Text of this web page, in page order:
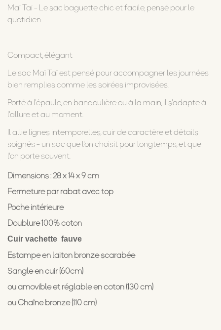
Maï Taï - Le sac baguette chic et facile, pensé pour le
quotidien
Compact, élégant
Le sac Maï Taï est pensé pour accompagner les journées
bien remplies comme les soirées improvisées.
Porté à l'épaule, en bandoulière ou à la main, il s'adapte à
l'allure et au moment.
Il allie lignes intemporelles, cuir de caractère et détails
soignés - un sac que l'on choisit pour longtemps, et que
l'on porte souvent.
Dimensions : 28 x 14 x 9 cm
Fermeture par rabat avec top
Poche intérieure
Doublure 100% coton
Cuir vachette fauve
Estampe en laiton bronze scarabée
Sangle en cuir (60cm)
ou amovible et réglable en coton (130 cm)
ou Chaîne bronze (110 cm)